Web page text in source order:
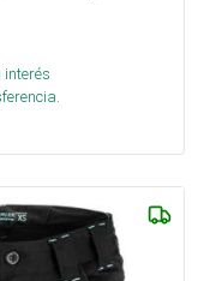
interés